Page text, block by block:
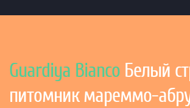
Guardiya Bianco Белый
питомник мареммо-